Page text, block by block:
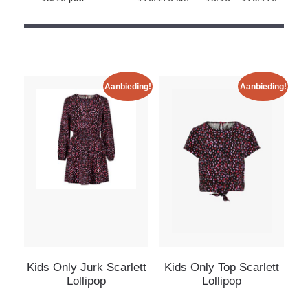
Aanbieding!
Kids Only Jurk Scarlett
Lollipop
Aanbieding!
Kids Only Top Scarlett
Lollipop